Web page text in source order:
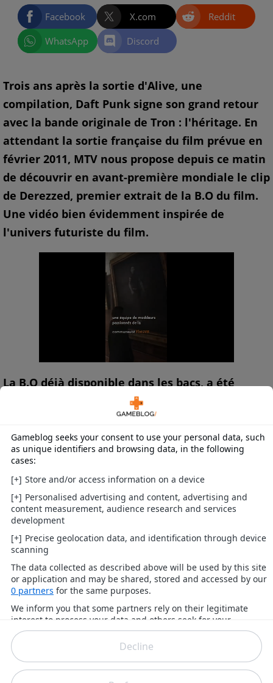
Facebook X.com
Reddit
WhatsApp
Discord
Trois ans après la sortie d'Alive, une
compilation, Daft Punk signe son grand retour
avec la bande originale de Tron : l'héritage. En
attendant la sortie française du film prévue en
février 2011, MTV nous propose depuis ce matin
de découvrir en avant-première mondiale le clip
de Derezzed, premier extrait de la B.O du film.
Une vidéo bien évidemment inspirée de
l'univers futuriste du film.
La B.O déjà disponible dans les bacs, a été
entièrement composée par les Frenchies.
Thomas Bangalter et Guy-Manuel de Homen
Christo, le duo de Daft Punk, expliquaient
récemment au magazine Dazed and Confuse
que « ce projet est de loin la chose la plus
difficile et la plus complexe » sur laquelle ils
avaient travaillée. « Nous savions dès le départ
que nous ne ferions pas cette BO avec deux
synthétiseurs et une boîte à rythmes » avaient-
ils ajouté. En effet, Daft Punk a fait appel à un
orchestre d'une centaine de musiciens pour
l'aider dans sa tâche. Voici donc un avant-goût
du résultat.